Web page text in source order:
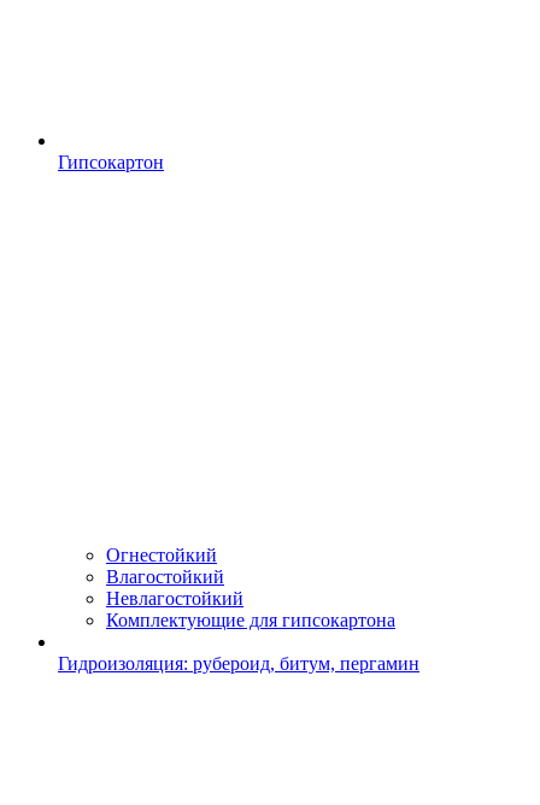
Гипсокартон
Огнестойкий
Влагостойкий
Невлагостойкий
Комплектующие для гипсокартона
Гидроизоляция: рубероид, битум, пергамин